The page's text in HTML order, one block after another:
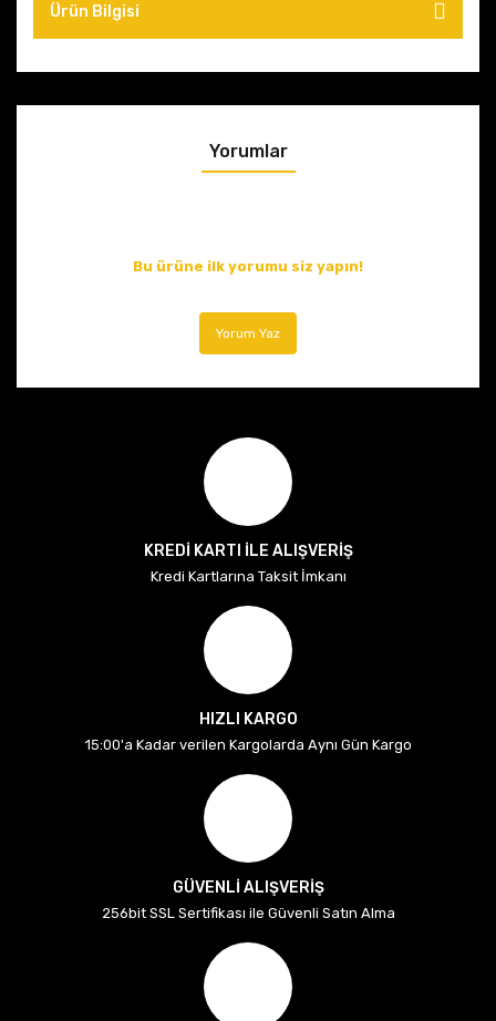
Ürün Bilgisi
Yorumlar
Bu ürüne ilk yorumu siz yapın!
Yorum Yaz
KREDİ KARTI İLE ALIŞVERİŞ
Kredi Kartlarına Taksit İmkanı
HIZLI KARGO
15:00'a Kadar verilen Kargolarda Aynı Gün Kargo
GÜVENLİ ALIŞVERİŞ
256bit SSL Sertifikası ile Güvenli Satın Alma